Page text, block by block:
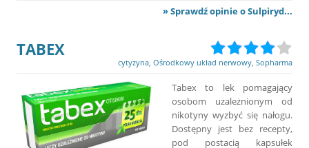
» Sprawdź opinie o Sulpiryd...
TABEX
cytyzyna Ośrodkowy układ nerwowy Sopharma
Tabex to lek pomagający
osobom uzależnionym od
nikotyny wyzbyć się nałogu.
Dostępny jest bez recepty,
pod postacią kapsułek